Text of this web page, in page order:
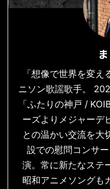
「想像で世界を変
ニソン歌謡歌手。
「ふたりの神戸 /
ーズよりメジャーデ
との温かい交流を大
設での慰問コンサ
演。常に新たなステ
昭和アニメソングも